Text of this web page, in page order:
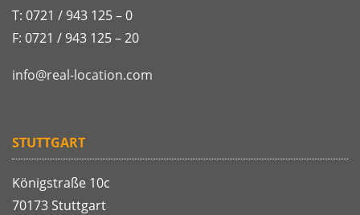
T: 0721 / 943 125 – 0
F: 0721 / 943 125 – 20
info@real-location.com
STUTTGART
Königstraße 10c
70173 Stuttgart